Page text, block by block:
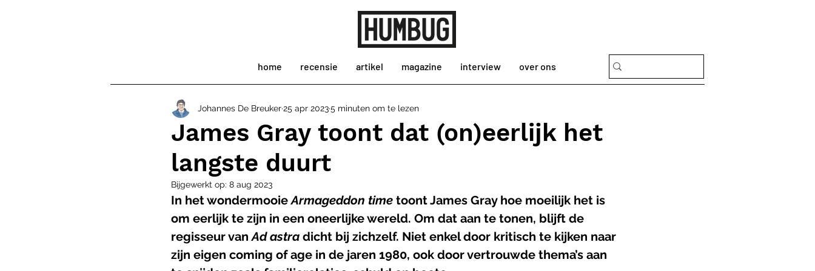
home recensie artikel magazine interview over ons
James Gray toont dat (on)eerlijk het
langste duurt
Johannes De Breuker25 apr 20235 minuten om te lezen
Bijgewerkt op: 8 aug 2023
In het wondermooie Armageddon time toont James Gray hoe moeilijk het is
om eerlijk te zijn in een oneerlijke wereld. Om dat aan te tonen, blijft de
regisseur van Ad astra dicht bij zichzelf. Niet enkel door kritisch te kijken naar
zijn eigen coming of age in de jaren 1980, ook door vertrouwde thema’s aan